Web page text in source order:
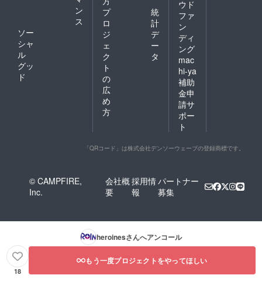
ン
ス
ソー
シャ
ル
グッ
ド
プ
ロ
ジ
ェ
ク
ト
の
広
め
方
統
計
デ
ー
タ
ウド
ファ
ン
ディ
ング
mac
hi-ya
補助
金申
請サ
ポー
ト
「QRコード」は株式会社デンソーウェーブの登録商標です。
© CAMPFIRE,
Inc.
会社概
要
採用情
報
パートナー
募集
heroinesさんへアンコール
18
もう一度プロジェクトをやってほしい